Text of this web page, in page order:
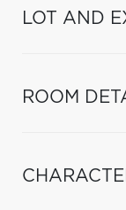
LOT AND
ROOM